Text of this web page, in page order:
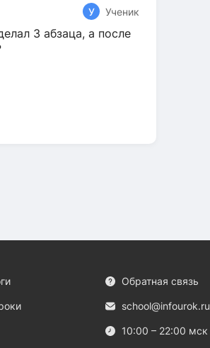
У Ученик
3 абзаца, а после
Обратная связь
school@infourok.ru
10:00 – 22:00 мск